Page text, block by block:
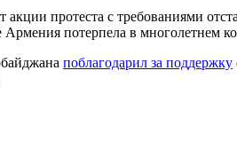
протеста с требованиями
Армения потерпела в многолетнем
поблагодарил за поддержку